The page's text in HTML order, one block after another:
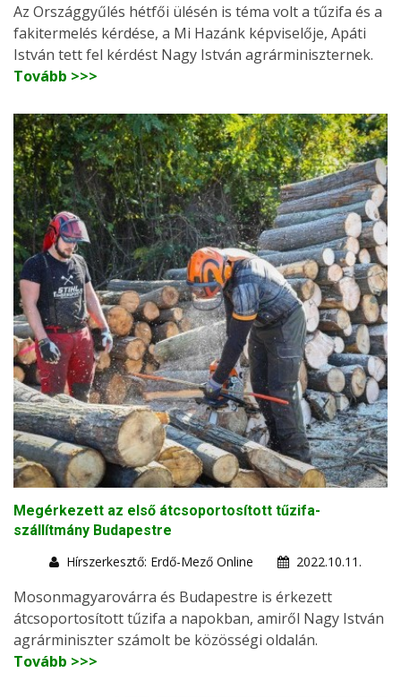
Az Országgyűlés hétfői ülésén is téma volt a tűzifa és a
fakitermelés kérdése, a Mi Hazánk képviselője, Apáti
István tett fel kérdést Nagy István agrárminiszternek.
Tovább >>>
Megérkezett az első átcsoportosított tűzifa-
szállítmány Budapestre
Hírszerkesztő: Erdő-Mező Online
2022.10.11.
Mosonmagyarovárra és Budapestre is érkezett
átcsoportosított tűzifa a napokban, amiről Nagy István
agrárminiszter számolt be közösségi oldalán.
Tovább >>>